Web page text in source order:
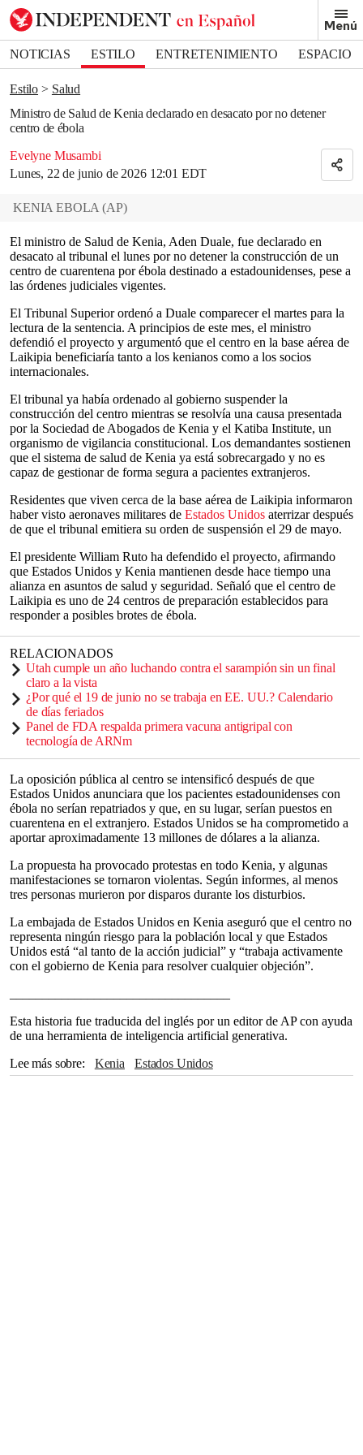
Menú
NOTICIAS ESTILO ENTRETENIMIENTO
ESPACIO
DEPORTES
Estilo
Salud
Ministro de Salud de Kenia declarado en desacato por no detener
centro de ébola
Evelyne Musambi
Lunes, 22 de junio de 2026 12:01 EDT
Bookmark popover
Removed from bookmarks
Close popover
KENIA EBOLA (AP)
El ministro de Salud de Kenia, Aden Duale, fue declarado en
desacato al tribunal el lunes por no detener la construcción de un
centro de cuarentena por ébola destinado a estadounidenses, pese a
las órdenes judiciales vigentes.
El Tribunal Superior ordenó a Duale comparecer el martes para la
lectura de la sentencia. A principios de este mes, el ministro
defendió el proyecto y argumentó que el centro en la base aérea de
Laikipia beneficiaría tanto a los kenianos como a los socios
internacionales.
El tribunal ya había ordenado al gobierno suspender la
construcción del centro mientras se resolvía una causa presentada
por la Sociedad de Abogados de Kenia y el Katiba Institute, un
organismo de vigilancia constitucional. Los demandantes sostienen
que el sistema de salud de Kenia ya está sobrecargado y no es
capaz de gestionar de forma segura a pacientes extranjeros.
Residentes que viven cerca de la base aérea de Laikipia informaron
haber visto aeronaves militares de Estados Unidos aterrizar después
de que el tribunal emitiera su orden de suspensión el 29 de mayo.
El presidente William Ruto ha defendido el proyecto, afirmando
que Estados Unidos y Kenia mantienen desde hace tiempo una
alianza en asuntos de salud y seguridad. Señaló que el centro de
Laikipia es uno de 24 centros de preparación establecidos para
responder a posibles brotes de ébola.
RELACIONADOS
Utah cumple un año luchando contra el sarampión sin un final
claro a la vista
¿Por qué el 19 de junio no se trabaja en EE. UU.? Calendario
de días feriados
Panel de FDA respalda primera vacuna antigripal con
tecnología de ARNm
La oposición pública al centro se intensificó después de que
Estados Unidos anunciara que los pacientes estadounidenses con
ébola no serían repatriados y que, en su lugar, serían puestos en
cuarentena en el extranjero. Estados Unidos se ha comprometido a
aportar aproximadamente 13 millones de dólares a la alianza.
La propuesta ha provocado protestas en todo Kenia, y algunas
manifestaciones se tornaron violentas. Según informes, al menos
tres personas murieron por disparos durante los disturbios.
La embajada de Estados Unidos en Kenia aseguró que el centro no
representa ningún riesgo para la población local y que Estados
Unidos está “al tanto de la acción judicial” y “trabaja activamente
con el gobierno de Kenia para resolver cualquier objeción”.
Esta historia fue traducida del inglés por un editor de AP con ayuda
de una herramienta de inteligencia artificial generativa.
Lee más sobre
Kenia Estados Unidos